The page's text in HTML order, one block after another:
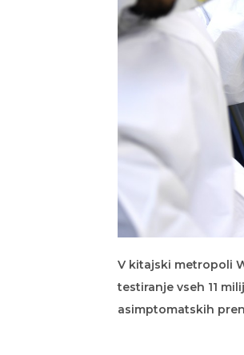
V kitajski metropoli
testiranje vseh 11
asimptomatskih